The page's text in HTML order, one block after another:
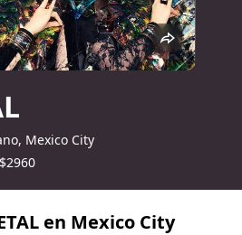
Mexico City
en Mexico City